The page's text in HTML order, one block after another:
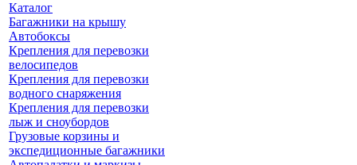
Каталог
Багажники на крышу
Автобоксы
Крепления для перевозки
велосипедов
Крепления для перевозки
водного снаряжения
Крепления для перевозки
лыж и сноубордов
Грузовые корзины и
экспедиционные багажники